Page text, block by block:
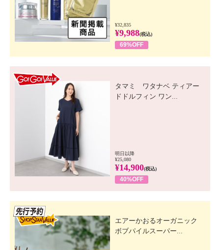
¥32,835
¥9,988(税込)
69%OFF
タマミ ワタナベ ティアー
ドドルフィン ワン...
明日以降
¥25,080
¥14,900(税込)
40%OFF
エアーかおるオーガニック
ボブパイルスーパー...